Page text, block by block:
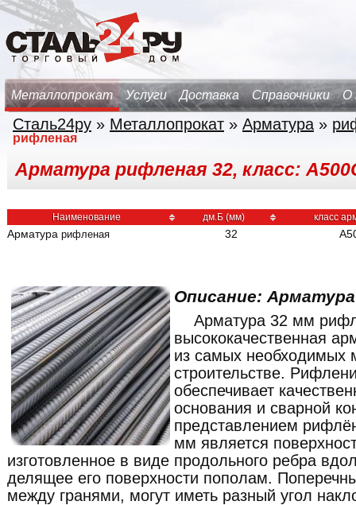
Металлопрокат Услуги Доставка Справочники О
Сталь24ру » Металлопрокат » Арматура »
рифленая
Арматура рифленая 32, класс:
Наименование дм.Б (мм) класс
Арматура рифленая 32
Описание:
Арматура 32 мм
высококачественная
из самых необходимых
строительстве.
обеспечивает
основания и сварной
представлением
мм является
изготовленное в виде продольного ребра
делящее его поверхности пополам.
между гранями, могут иметь разный угол